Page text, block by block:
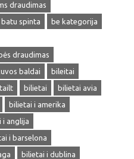
draudimas
batu spinta
be kategorija
draudimas
baldai
bileitai
bilietai
bilietai avia
bilietai i amerika
i anglija
i barselona
bilietai i dublina